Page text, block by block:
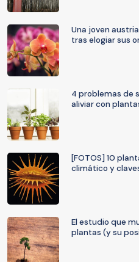
Una joven
tras elogiar sus
4 problemas de
aliviar con
[FOTOS] 10
climático y
El estudio que
plantas (y su